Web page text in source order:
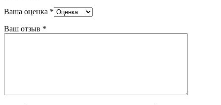
Ваша оценка *
Ваш отзыв *